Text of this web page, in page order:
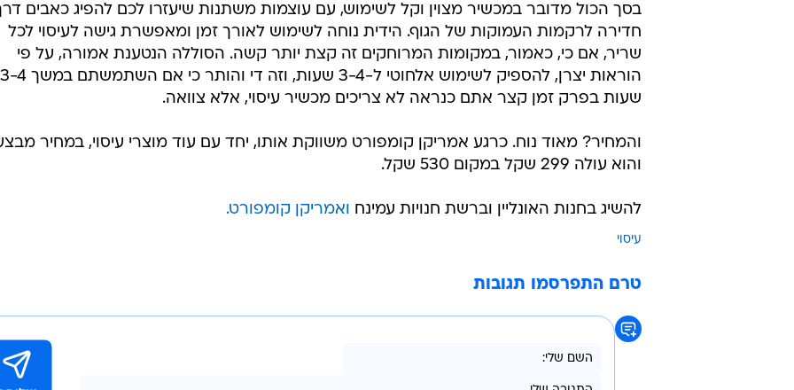
בסך הכול מדובר במכשיר מצוין וקל לשימוש, עם עוצמות משתנות שיעזרו לכם להפיג כאבים
חדירה לרקמות העמוקות של הגוף. הידית נוחה לשימוש לאורך זמן ומאפשרת גישה לעיסוי לכל
שריר, אם כי, כאמור, במקומות המרוחקים זה קצת יותר קשה. הסוללה הנטענת אמורה, על פי
הוראות יצרן, להספיק לשימוש אלחוטי ל-3-4 שעות, וזה די והותר כי אם השתמשתם במשך 3-4
שעות בפרק זמן קצר אתם כנראה לא צריכים מכשיר עיסוי, אלא צוואה.
והמחיר? מאוד נוח. כרגע אמריקן קומפורט משווקת אותו, יחד עם עוד מוצרי עיסוי, במחיר
והוא עולה 299 שקל במקום 530 שקל.
להשיג בחנות האונליין וברשת חנויות עמינח ואמריקן קומפורט.
עיסוי
טרם התפרסמו תגובות